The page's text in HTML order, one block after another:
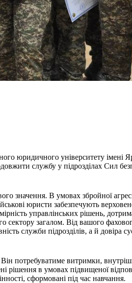
юридичного університету імені
службу у підрозділах Сил
значення. В умовах збройної
юристи забезпечують
управлінських рішень,
сектору загалом. Від вашого
служби підрозділів, а й довіра
потребуватиме витримки,
рішення в умовах підвищеної
сформовані під час навчання.